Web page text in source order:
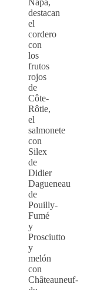
Napa,
destacan
el
cordero
con
los
frutos
rojos
de
Côte-
Rôtie,
el
salmonete
con
Silex
de
Didier
Dagueneau
de
Pouilly-
Fumé
y
Prosciutto
y
melón
con
Châteauneuf-